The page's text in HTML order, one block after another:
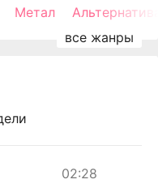
Метал
02:28